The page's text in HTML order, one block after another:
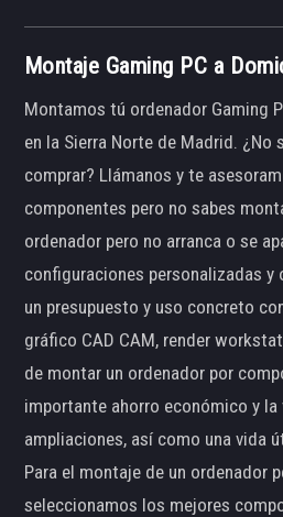
Montaje Gaming PC a
Montamos tú ordenador Gaming
en la Sierra Norte de Madrid. ¿No
comprar? Llámanos y te
componentes pero no sabes
ordenador pero no arranca o se
configuraciones personalizadas
un presupuesto y uso concreto
gráfico CAD CAM, render
de montar un ordenador por
importante ahorro económico y
ampliaciones, así como una vida
Para el montaje de un ordenador
seleccionamos los mejores